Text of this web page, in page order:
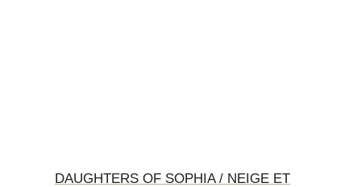
DAUGHTERS OF SOPHIA / NEIGE ET